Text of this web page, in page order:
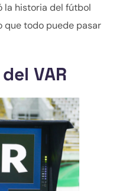
la historia del fútbol
que todo puede pasar
VAR